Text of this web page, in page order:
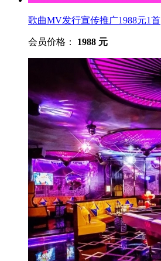
歌曲MV发行宣传推广1988元1首
会员价格： 1988 元